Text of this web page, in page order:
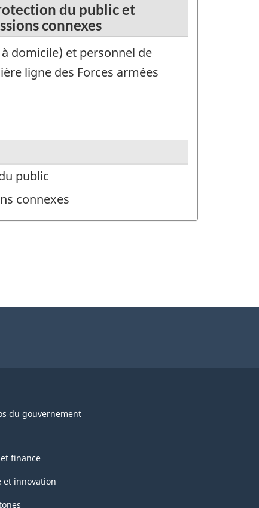
du public et
connexes
domicile) et personnel de
ligne des Forces armées
public
connexes
du gouvernement
finance
et innovation